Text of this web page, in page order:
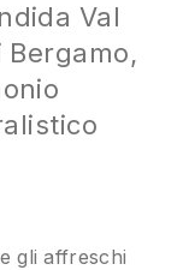
Val
gli affreschi